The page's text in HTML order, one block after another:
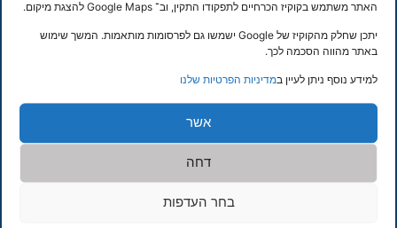
האתר משתמש בקוקיז הכרחיים לתפקודו התקין, וב־ Google Maps להצגת מיקום.
יתכן שחלק מהקוקיז של Google ישמשו גם לפרסומות מותאמות. המשך שימוש
באתר מהווה הסכמה לכך.
למידע נוסף ניתן לעיין במדיניות הפרטיות שלנו
אשר
דחה
בחר העדפות